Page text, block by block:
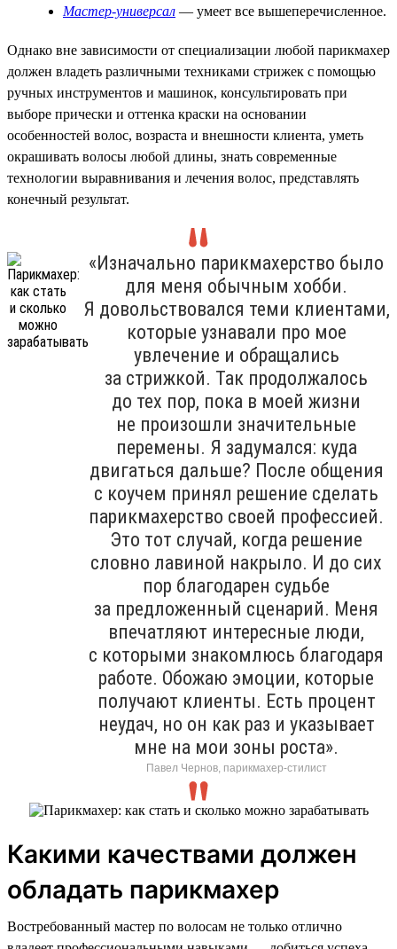
Мастер-универсал — умеет все вышеперечисленное.
Однако вне зависимости от специализации любой парикмахер
должен владеть различными техниками стрижек с помощью
ручных инструментов и машинок, консультировать при
выборе прически и оттенка краски на основании
особенностей волос, возраста и внешности клиента, уметь
окрашивать волосы любой длины, знать современные
технологии выравнивания и лечения волос, представлять
конечный результат.
«Изначально парикмахерство было
для меня обычным хобби.
Я довольствовался теми клиентами,
которые узнавали про мое
увлечение и обращались
за стрижкой. Так продолжалось
до тех пор, пока в моей жизни
не произошли значительные
перемены. Я задумался: куда
двигаться дальше? После общения
с коучем принял решение сделать
парикмахерство своей профессией.
Это тот случай, когда решение
словно лавиной накрыло. И до сих
пор благодарен судьбе
за предложенный сценарий. Меня
впечатляют интересные люди,
с которыми знакомлюсь благодаря
работе. Обожаю эмоции, которые
получают клиенты. Есть процент
неудач, но он как раз и указывает
мне на мои зоны роста».
Павел Чернов, парикмахер-стилист
Какими качествами должен
обладать парикмахер
Востребованный мастер по волосам не только отлично